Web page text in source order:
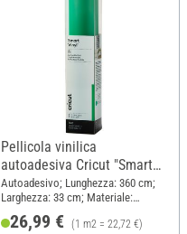
Pellicola vinilica
autoadesiva Cricut "Smart
Vinyl - Removibile", 33 x 360
cm
Autoadesivo; Lunghezza: 360 cm;
Larghezza: 33 cm; Materiale:
26,99 € (1 m2 = 22,72 €)